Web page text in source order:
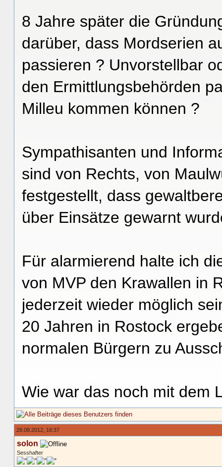
8 Jahre später die
darüber, dass Mordserien
passieren ? Unvorstellbar
den Ermittlungsbehörden
Milleu kommen können ?
Sympathisanten und
sind von Rechts, von
festgestellt, dass
über Einsätze gewarnt
Für alarmierend halte ich
von MVP den Krawallen in
jederzeit wieder möglich
20 Jahren in Rostock
normalen Bürgern zu
Wie war das noch mit dem
28.08.2012, 16:37
solon
Sesshafter